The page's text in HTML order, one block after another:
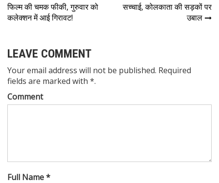
फिल्म की चमक फीकी, गुरुवार को
कलेक्शन में आई गिरावट!
सच्चाई, कोलकाता की सड़कों पर
उबाल
LEAVE COMMENT
Your email address will not be published. Required
fields are marked with *.
Comment
Full Name *